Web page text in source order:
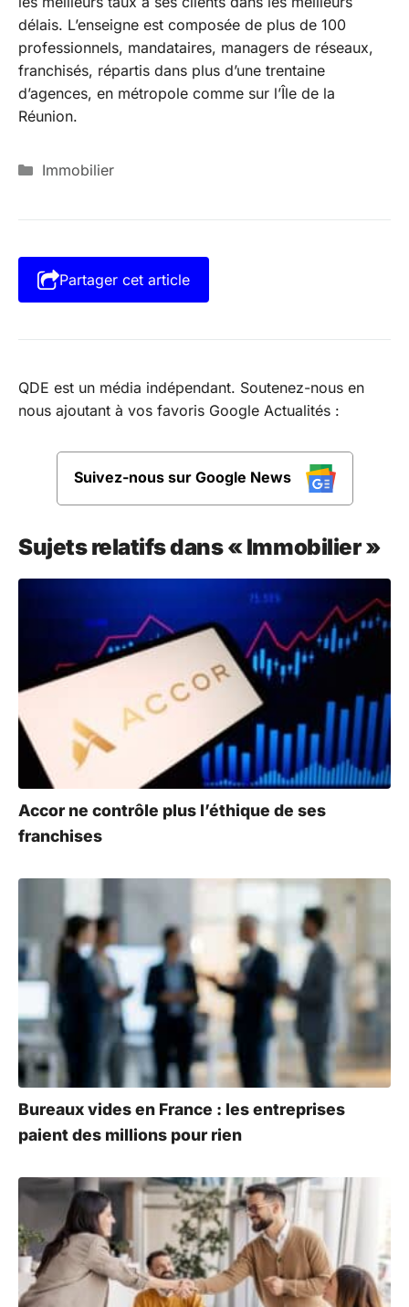
délais. L’enseigne est composée de plus de 100
professionnels, mandataires, managers de réseaux,
franchisés, répartis dans plus d’une trentaine
d’agences, en métropole comme sur l’Île de la
Réunion.
Catégories
Immobilier
Partager cet article
QDE est un média indépendant. Soutenez-nous en
nous ajoutant à vos favoris Google Actualités :
Suivez-nous sur Google News
Sujets relatifs dans « Immobilier »
Accor ne contrôle plus l’éthique de ses
franchises
Bureaux vides en France : les entreprises
paient des millions pour rien